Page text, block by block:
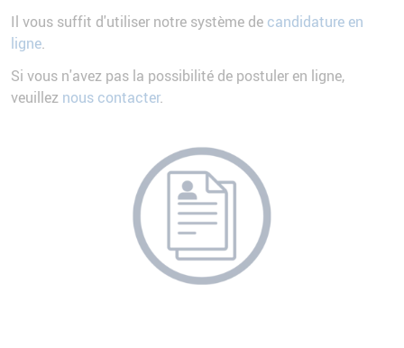
Il vous suffit d'utiliser notre système de candidature en
ligne.
Si vous n'avez pas la possibilité de postuler en ligne,
veuillez nous contacter.